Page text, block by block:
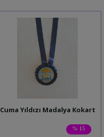
% 15
Cuma Yıldızı Madalya Kokart